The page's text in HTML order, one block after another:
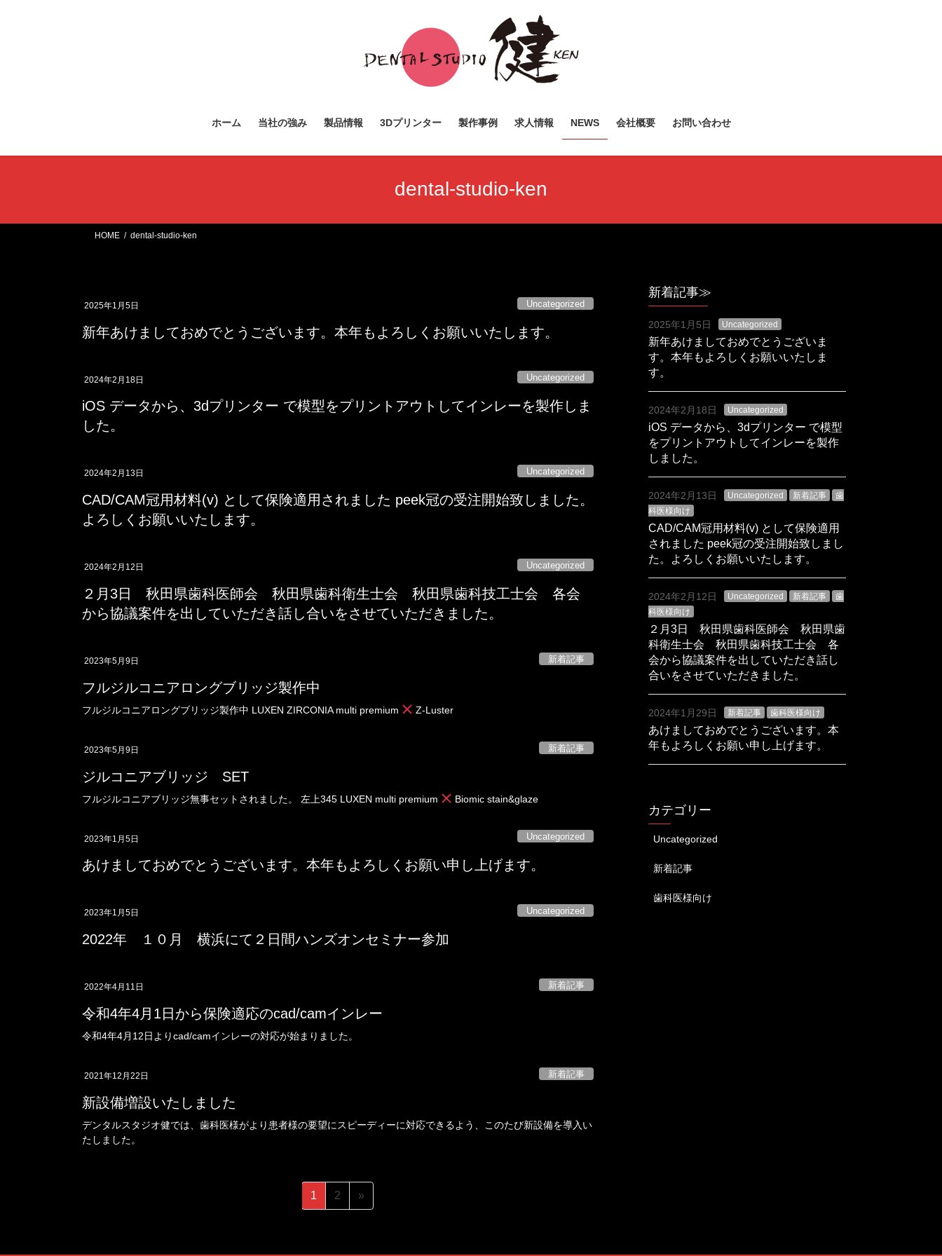
プ
動
ホーム 当社の強み 製品情報 3Dプリンター 製作事例 求人情報 NEWS 会社概要 お問い合わせ
dental-studio-ken
HOME dental-studio-ken
2025年1月5日 Uncategorized
新年あけましておめでとうございます。本年もよろしくお願いいたします。
2024年2月18日 Uncategorized
iOS データから、3dプリンター で模型をプリントアウトしてインレーを製作しま
した。
2024年2月13日 Uncategorized
CAD/CAM冠用材料(v) として保険適用されました peek冠の受注開始致しました。
よろしくお願いいたします。
2024年2月12日 Uncategorized
２月3日 秋田県歯科医師会 秋田県歯科衛生士会 秋田県歯科技工士会 各会
から協議案件を出していただき話し合いをさせていただきました。
2023年5月9日 新着記事
フルジルコニアロングブリッジ製作中
フルジルコニアロングブリッジ製作中 LUXEN ZIRCONIA multi premium Z-Luster
2023年5月9日 新着記事
ジルコニアブリッジ SET
フルジルコニアブリッジ無事セットされました。 左上345 LUXEN multi premium Biomic stain&glaze
2023年1月5日 Uncategorized
あけましておめでとうございます。本年もよろしくお願い申し上げます。
2023年1月5日 Uncategorized
2022年 １０月 横浜にて２日間ハンズオンセミナー参加
2022年4月11日 新着記事
令和4年4月1日から保険適応のcad/camインレー
令和4年4月12日よりcad/camインレーの対応が始まりました。
2021年12月22日 新着記事
新設備増設いたしました
デンタルスタジオ健では、歯科医様がより患者様の要望にスピーディーに対応できるよう、このたび新設備を導入い
たしました。
固
定
1
固
定
2 »
新着記事≫
2025年1月5日 Uncategorized
新年あけましておめでとうございま
す。本年もよろしくお願いいたしま
す。
2024年2月18日 Uncategorized
iOS データから、3dプリンター で模型
をプリントアウトしてインレーを製作
しました。
2024年2月13日 Uncategorized 新着記事
歯
科医様向け
CAD/CAM冠用材料(v) として保険適用
されました peek冠の受注開始致しまし
た。よろしくお願いいたします。
2024年2月12日 Uncategorized 新着記事
歯
科医様向け
２月3日 秋田県歯科医師会 秋田県歯
科衛生士会 秋田県歯科技工士会 各
会から協議案件を出していただき話し
合いをさせていただきました。
2024年1月29日 新着記事 歯科医様向け
あけましておめでとうございます。本
年もよろしくお願い申し上げます。
カテゴリー
Uncategorized
新着記事
歯科医様向け